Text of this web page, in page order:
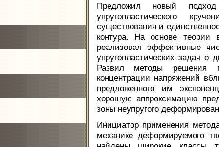
Предложил новый
упругопластического
существования и
контура. На основе теории
реализовал эффективные
упругопластических задач о
Развил методы решения
концентрации напряжений
предложенного им
хорошую аппроксимацию
зоны неупругого
Инициатор применения
механике деформируемого